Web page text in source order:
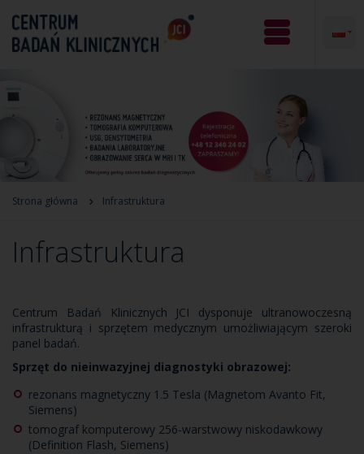
Strona główna Infrastruktura
Infrastruktura
Centrum Badań Klinicznych JCI dysponuje ultranowoczesną
infrastrukturą i sprzętem medycznym umożliwiającym szeroki
panel badań.
Sprzęt do nieinwazyjnej diagnostyki obrazowej:
rezonans magnetyczny 1.5 Tesla (Magnetom Avanto Fit,
Siemens)
tomograf komputerowy 256-warstwowy niskodawkowy
(Definition Flash, Siemens)